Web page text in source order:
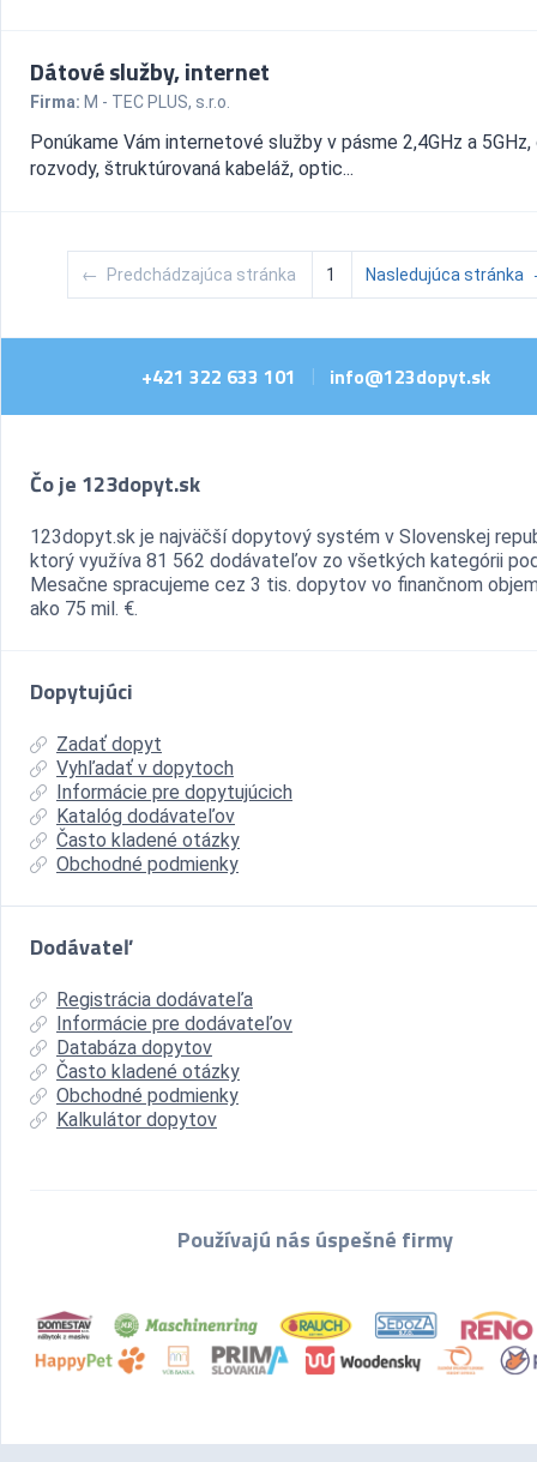
Dátové služby, internet
Firma: M - TEC PLUS, s.r.o.
Ponúkame Vám internetové služby v pásme 2,4GHz a
rozvody, štruktúrovaná kabeláž, optic...
← Predchádzajúca stránka 1 Nasledujúca stránka
+421 322 633 101 | info@123dopyt.sk
Čo je 123dopyt.sk
123dopyt.sk je najväčší dopytový systém v Slovenskej
ktorý využíva 81 562 dodávateľov zo všetkých kategórii
Mesačne spracujeme cez 3 tis. dopytov vo finančnom
ako 75 mil. €.
Dopytujúci
Zadať dopyt
Vyhľadať v dopytoch
Informácie pre dopytujúcich
Katalóg dodávateľov
Často kladené otázky
Obchodné podmienky
Dodávateľ
Registrácia dodávateľa
Informácie pre dodávateľov
Databáza dopytov
Často kladené otázky
Obchodné podmienky
Kalkulátor dopytov
Používajú nás úspešné firmy